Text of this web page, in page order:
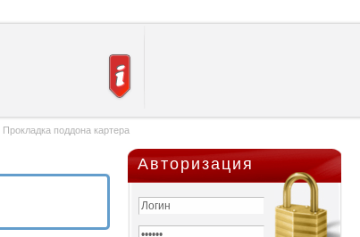
Прокладка поддона картера
Авторизация